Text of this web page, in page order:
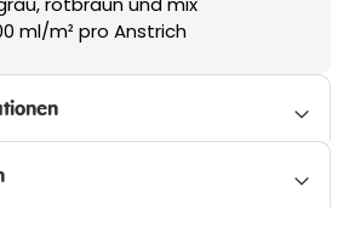
ml/m² pro Anstrich